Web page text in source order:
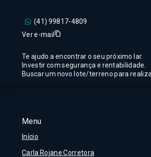
Menu
Início
Carla Rojane Corretora
(41) 99817-4809
Ver e-mail
Te ajudo a encontrar o seu próximo lar.
Investir com segurança e rentabilidade.
Buscar um novo lote/terreno para